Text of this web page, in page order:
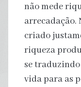
não mede
arrecadação.
criado
riqueza
se
vida para as